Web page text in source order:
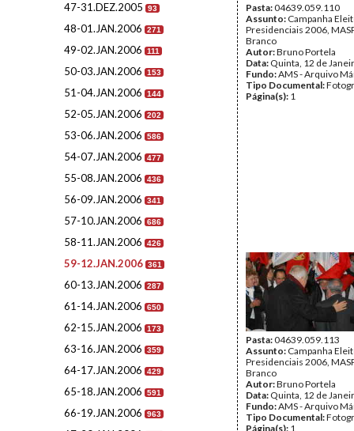
47-31.DEZ.2005 93
48-01.JAN.2006 271
49-02.JAN.2006 111
50-03.JAN.2006 153
51-04.JAN.2006 144
52-05.JAN.2006 202
53-06.JAN.2006 586
54-07.JAN.2006 477
55-08.JAN.2006 436
56-09.JAN.2006 341
57-10.JAN.2006 686
58-11.JAN.2006 426
59-12.JAN.2006 361
60-13.JAN.2006 287
61-14.JAN.2006 650
62-15.JAN.2006 173
63-16.JAN.2006 359
64-17.JAN.2006 429
65-18.JAN.2006 591
66-19.JAN.2006 963
Pasta:04639.059.110
Assunto: Campanha
Presidenciais 2006,
Branco
Autor:Bruno Portela
Data: Quinta, 12 de
Fundo:AMS - Arquivo
Tipo Documental:
Página(s): 1
Pasta:04639.059.113
Assunto: Campanha
Presidenciais 2006,
Branco
Autor:Bruno Portela
Data: Quinta, 12 de
Fundo:AMS - Arquivo
Tipo Documental:
Página(s): 1